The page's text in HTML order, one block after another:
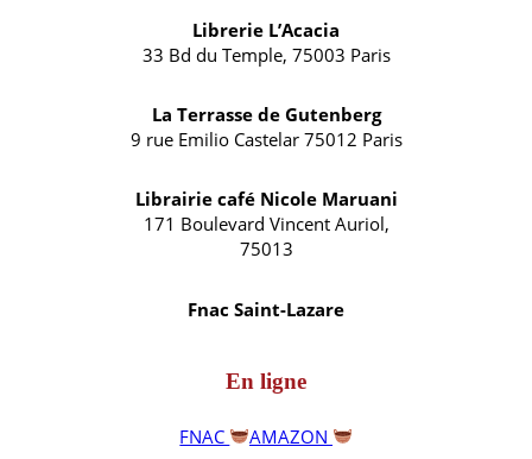
Librerie L’Acacia
33 Bd du Temple, 75003 Paris
La Terrasse de Gutenberg
9 rue Emilio Castelar 75012 Paris
Librairie café Nicole Maruani
171 Boulevard Vincent Auriol,
75013
Fnac Saint-Lazare
En ligne
FNAC AMAZON